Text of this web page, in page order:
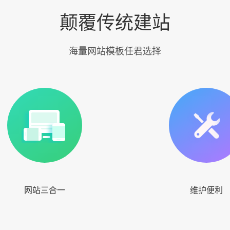
颠覆传统建站
海量网站模板任君选择
网站三合一 维护便利